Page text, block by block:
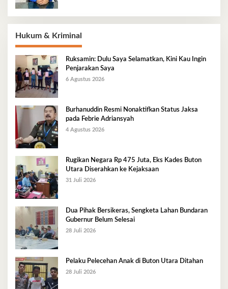
Hukum & Kriminal
Ruksamin: Dulu Saya Selamatkan, Kini Kau Ingin
Penjarakan Saya
6 Agustus 2026
Burhanuddin Resmi Nonaktifkan Status Jaksa
pada Febrie Adriansyah
4 Agustus 2026
Rugikan Negara Rp 475 Juta, Eks Kades Buton
Utara Diserahkan ke Kejaksaan
31 Juli 2026
Dua Pihak Bersikeras, Sengketa Lahan Bundaran
Gubernur Belum Selesai
28 Juli 2026
Pelaku Pelecehan Anak di Buton Utara Ditahan
28 Juli 2026